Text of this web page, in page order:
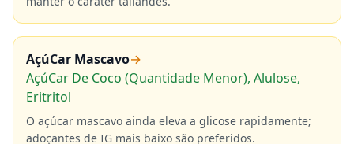
AçúCar Mascavo→
AçúCar De Coco (Quantidade Menor), Alulose,
Eritritol
O açúcar mascavo ainda eleva a glicose rapidamente;
adoçantes de IG mais baixo são preferidos.